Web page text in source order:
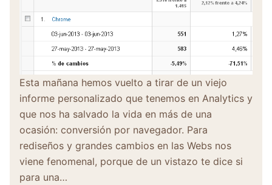
Esta mañana hemos vuelto a tirar de un viejo
informe personalizado que tenemos en Analytics y
que nos ha salvado la vida en más de una
ocasión: conversión por navegador. Para
rediseños y grandes cambios en las Webs nos
viene fenomenal, porque de un vistazo te dice si
para una…